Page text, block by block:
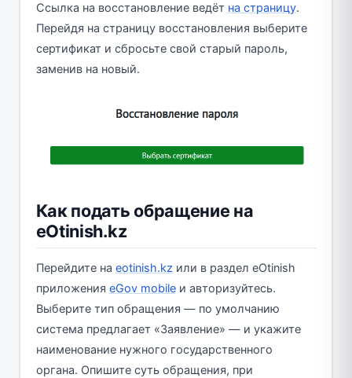
Ссылка на восстановление ведёт на страницу.
Перейдя на страницу восстановления выберите
сертификат и сбросьте свой старый пароль,
заменив на новый.
Как подать обращение на
eOtinish.kz
Перейдите на eotinish.kz или в раздел eOtinish
приложения eGov mobileи авторизуйтесь.
Выберите тип обращения — по умолчанию
система предлагает «Заявление» — и укажите
наименование нужного государственного
органа. Опишите суть обращения, при